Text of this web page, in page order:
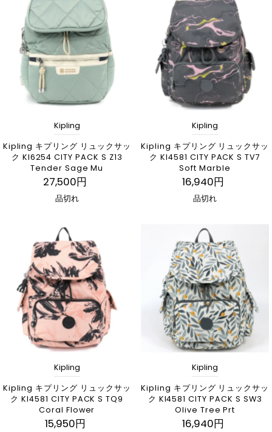
ベストセラー
アルファベット順, A-Z
アルファベット順, Z-A
価格の安い順
価格の高い順
Kipling
Kipling キプリング リュックサッ
ク KI6254 CITY PACK S Z13
Tender Sage Mu
27,500円
品切れ
Kipling
Kipling キプリング リュックサッ
ク KI4581 CITY PACK S TV7
Soft Marble
16,940円
品切れ
Kipling
Kipling キプリング リュックサッ
ク KI4581 CITY PACK S TQ9
Coral Flower
15,950円
Kipling
Kipling キプリング リュックサッ
ク KI4581 CITY PACK S SW3
Olive Tree Prt
16,940円